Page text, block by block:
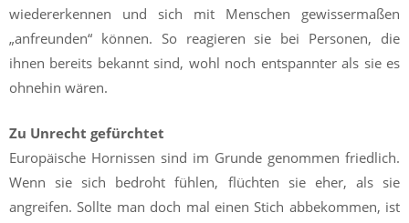
wiedererkennen und sich mit Menschen gewissermaßen
„anfreunden“ können. So reagieren sie bei Personen, die
ihnen bereits bekannt sind, wohl noch entspannter als sie es
ohnehin wären.
Zu Unrecht gefürchtet
Europäische Hornissen sind im Grunde genommen friedlich.
Wenn sie sich bedroht fühlen, flüchten sie eher, als sie
angreifen. Sollte man doch mal einen Stich abbekommen, ist